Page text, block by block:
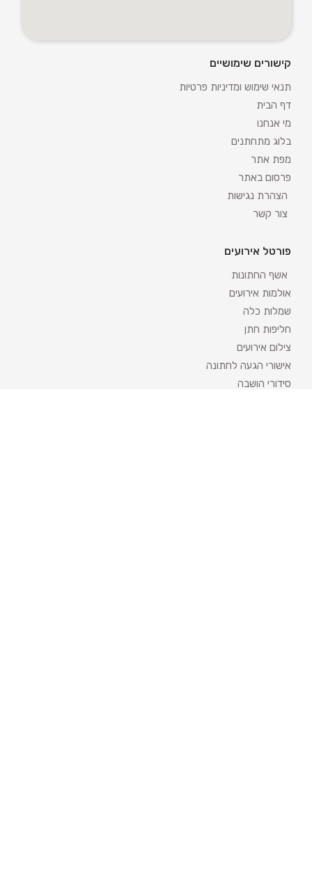
קישורים שימושיים
תנאי שימוש ומדיניות פרטיות
דף הבית
מי אנחנו
בלוג מתחתנים
מפת אתר
פרסום באתר
הצהרת נגישות
צור קשר
פורטל אירועים
אשף החתונות
אולמות אירועים
שמלות כלה
חליפות חתן
צילום אירועים
אישורי הגעה לחתונה
סידורי הושבה